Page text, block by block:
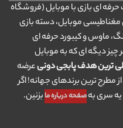
ای بازی با موبایل (فروشگاه
مغناطیسی موبایل، دسته بازی
ماوس و کیبورد حرفه ای
چیز دیگه ای که به موبایل
ترین هدف پابجی دونیعرضه
مطرح ترین برندهای جهانه! اگر
سری بهصفحه درباره ما بزنین.